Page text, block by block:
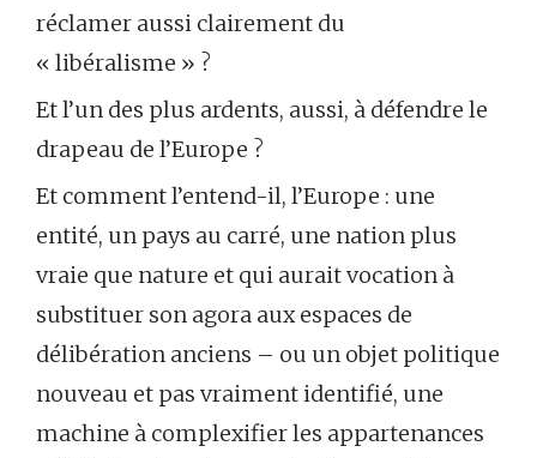
réclamer aussi clairement du
« libéralisme » ?
Et l’un des plus ardents, aussi, à défendre le
drapeau de l’Europe ?
Et comment l’entend-il, l’Europe : une
entité, un pays au carré, une nation plus
vraie que nature et qui aurait vocation à
substituer son agora aux espaces de
délibération anciens – ou un objet politique
nouveau et pas vraiment identifié, une
machine à complexifier les appartenances